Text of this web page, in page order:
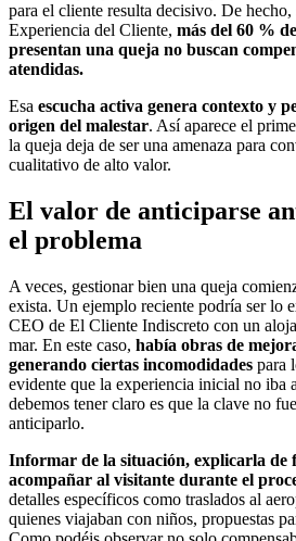
para el cliente resulta decisivo. De
Experiencia del Cliente, más del 60 %
presentan una queja no buscan
atendidas.
Esa escucha activa genera contexto y
origen del malestar. Así aparece el
la queja deja de ser una amenaza para
cualitativo de alto valor.
El valor de anticiparse
el problema
A veces, gestionar bien una queja
exista. Un ejemplo reciente podría ser lo
CEO de El Cliente Indiscreto con un
mar. En este caso, había obras de
generando ciertas incomodidades para
evidente que la experiencia inicial no iba
debemos tener claro es que la clave no
anticiparlo.
Informar de la situación, explicarla de
acompañar al visitante durante el
detalles específicos como traslados al
quienes viajaban con niños, propuestas